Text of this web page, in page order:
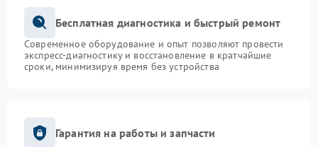
Бесплатная диагностика и быстрый ремонт
Современное оборудование и опыт позволяют провести
экспресс-диагностику и восстановление в кратчайшие
сроки, минимизируя время без устройства
Гарантия на работы и запчасти